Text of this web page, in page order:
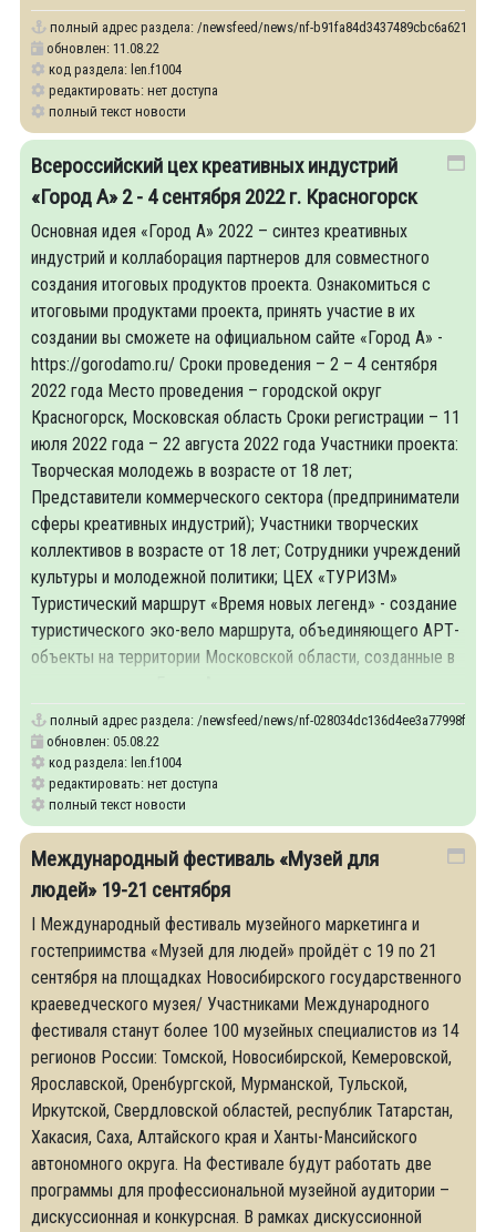
полный адрес раздела: /newsfeed/news/nf-
обновлен: 11.08.22
код раздела: len.f1004
редактировать: нет доступа
полный текст новости
Всероссийский цех креативных индустрий
«Город А» 2 - 4 сентября 2022 г. Красногорск
Основная идея «Город А» 2022 – синтез креативных
индустрий и коллаборация партнеров для совместного
создания итоговых продуктов проекта. Ознакомиться с
итоговыми продуктами проекта, принять участие в их
создании вы сможете на официальном сайте «Город А» -
https://gorodamo.ru/ Сроки проведения – 2 – 4 сентября
2022 года Место проведения – городской округ
Красногорск, Московская область Сроки регистрации – 11
июля 2022 года – 22 августа 2022 года Участники проекта:
Творческая молодежь в возрасте от 18 лет;
Представители коммерческого сектора (предприниматели
сферы креативных индустрий); Участники творческих
коллективов в возрасте от 18 лет; Сотрудники учреждений
культуры и молодежной политики; ЦЕХ «ТУРИЗМ»
Туристический маршрут «Время новых легенд» - создание
туристического эко-вело маршрута, объединяющего АРТ-
объекты на территории Московской области, созданные в
полный адрес раздела: /newsfeed/news/nf-
обновлен: 05.08.22
код раздела: len.f1004
редактировать: нет доступа
полный текст новости
Международный фестиваль «Музей для
людей» 19-21 сентября
I Международный фестиваль музейного маркетинга и
гостеприимства «Музей для людей» пройдёт с 19 по 21
сентября на площадках Новосибирского государственного
краеведческого музея/ Участниками Международного
фестиваля станут более 100 музейных специалистов из 14
регионов России: Томской, Новосибирской, Кемеровской,
Ярославской, Оренбургской, Мурманской, Тульской,
Иркутской, Свердловской областей, республик Татарстан,
Хакасия, Саха, Алтайского края и Ханты-Мансийского
автономного округа. На Фестивале будут работать две
программы для профессиональной музейной аудитории –
дискуссионная и конкурсная. В рамках дискуссионной